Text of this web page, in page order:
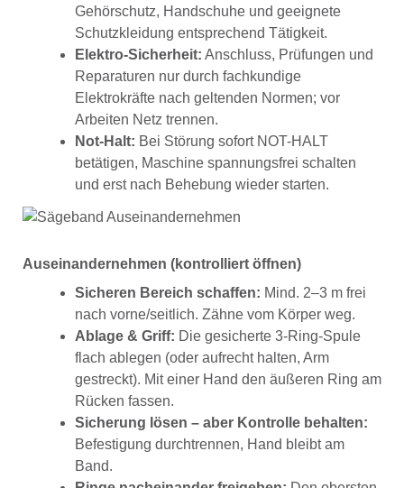
Gehörschutz, Handschuhe und geeignete
Schutzkleidung entsprechend Tätigkeit.
Elektro-Sicherheit: Anschluss, Prüfungen und
Reparaturen nur durch fachkundige
Elektrokräfte nach geltenden Normen; vor
Arbeiten Netz trennen.
Not-Halt: Bei Störung sofort NOT-HALT
betätigen, Maschine spannungsfrei schalten
und erst nach Behebung wieder starten.
Auseinandernehmen (kontrolliert öffnen)
Sicheren Bereich schaffen: Mind. 2–3 m frei
nach vorne/seitlich. Zähne vom Körper weg.
Ablage & Griff: Die gesicherte 3-Ring-Spule
flach ablegen (oder aufrecht halten, Arm
gestreckt). Mit einer Hand den äußeren Ring am
Rücken fassen.
Sicherung lösen – aber Kontrolle behalten:
Befestigung durchtrennen, Hand bleibt am
Band.